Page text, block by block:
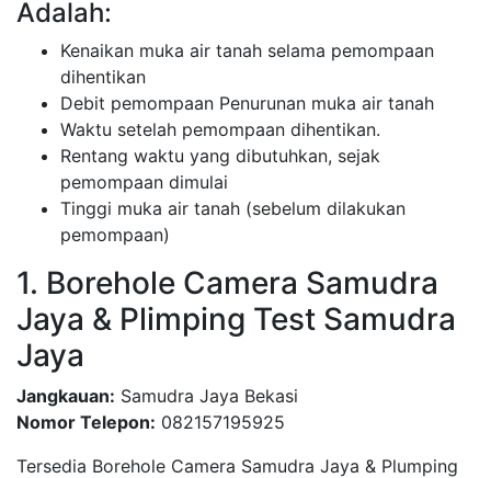
Adalah:
Kenaikan muka air tanah selama pemompaan
dihentikan
Debit pemompaan Penurunan muka air tanah
Waktu setelah pemompaan dihentikan.
Rentang waktu yang dibutuhkan, sejak
pemompaan dimulai
Tinggi muka air tanah (sebelum dilakukan
pemompaan)
1. Borehole Camera Samudra
Jaya & Plimping Test Samudra
Jaya
Jangkauan: Samudra Jaya Bekasi
Nomor Telepon: 082157195925
Tersedia Borehole Camera Samudra Jaya & Plumping